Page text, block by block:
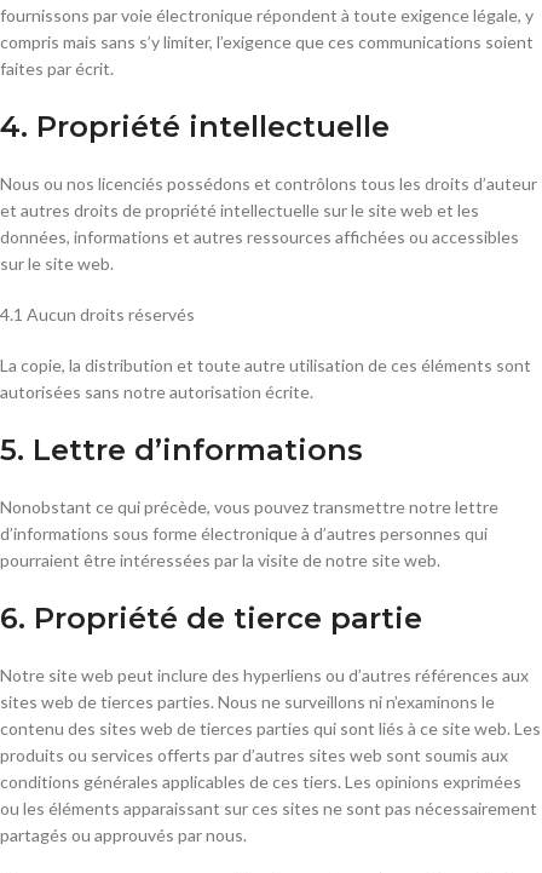
fournissons par voie électronique répondent à toute exigence légale, y
compris mais sans s’y limiter, l’exigence que ces communications soient
faites par écrit.
4. Propriété intellectuelle
Nous ou nos licenciés possédons et contrôlons tous les droits d’auteur
et autres droits de propriété intellectuelle sur le site web et les
données, informations et autres ressources affichées ou accessibles
sur le site web.
4.1 Aucun droits réservés
La copie, la distribution et toute autre utilisation de ces éléments sont
autorisées sans notre autorisation écrite.
5. Lettre d’informations
Nonobstant ce qui précède, vous pouvez transmettre notre lettre
d’informations sous forme électronique à d’autres personnes qui
pourraient être intéressées par la visite de notre site web.
6. Propriété de tierce partie
Notre site web peut inclure des hyperliens ou d’autres références aux
sites web de tierces parties. Nous ne surveillons ni n’examinons le
contenu des sites web de tierces parties qui sont liés à ce site web. Les
produits ou services offerts par d’autres sites web sont soumis aux
conditions générales applicables de ces tiers. Les opinions exprimées
ou les éléments apparaissant sur ces sites ne sont pas nécessairement
partagés ou approuvés par nous.